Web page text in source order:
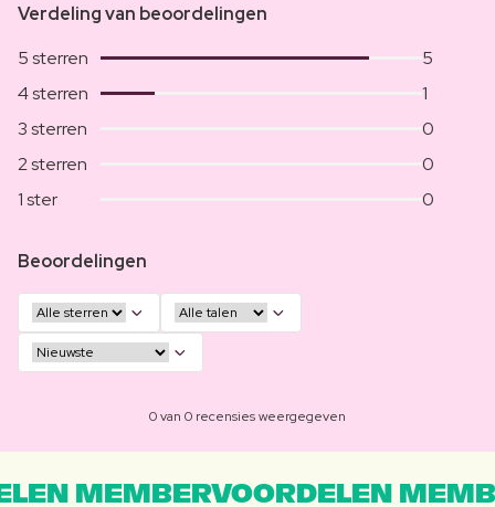
Verdeling van beoordelingen
5 sterren
5
4 sterren
1
3 sterren
0
2 sterren
0
1 ster
0
Beoordelingen
0 van 0 recensies weergegeven
MEMBERVOORDELEN